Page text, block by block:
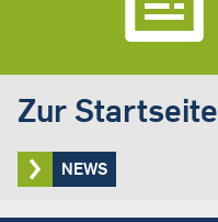
Zur Startseite
NEWS